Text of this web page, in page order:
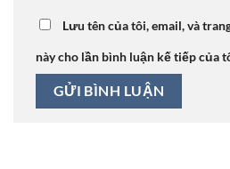
Lưu tên của tôi, email, và
này cho lần bình luận kế tiếp của